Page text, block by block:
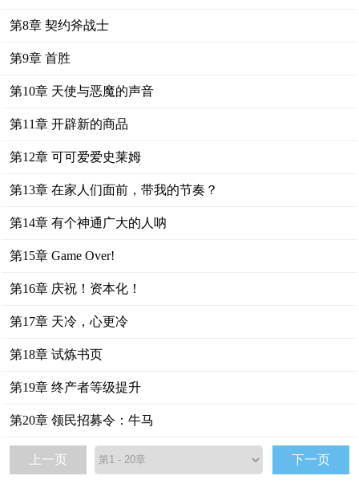
第8章 契约斧战士
第9章 首胜
第10章 天使与恶魔的声音
第11章 开辟新的商品
第12章 可可爱爱史莱姆
第13章 在家人们面前，带我的节奏？
第14章 有个神通广大的人呐
第15章 Game Over!
第16章 庆祝！资本化！
第17章 天冷，心更冷
第18章 试炼书页
第19章 终产者等级提升
第20章 领民招募令：牛马
上一页 下一页